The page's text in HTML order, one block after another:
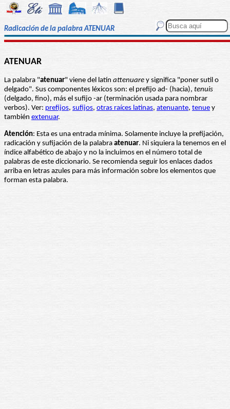
Radicación de la palabra ATENUAR
ATENUAR
La palabra "atenuar" viene del latín attenuare y significa "poner sutil o
delgado". Sus componentes léxicos son: el prefijo ad- (hacia), tenuis
(delgado, fino), más el sufijo -ar (terminación usada para nombrar
verbos). Ver: prefijos, sufijos, otras raíces latinas, atenuante, tenue y
también extenuar.
Atención: Esta es una entrada mínima. Solamente incluye la prefijación,
radicación y sufijación de la palabra atenuar. Ni siquiera la tenemos en el
índice alfabético de abajo y no la incluimos en el número total de
palabras de este diccionario. Se recomienda seguir los enlaces dados
arriba en letras azules para más información sobre los elementos que
forman esta palabra.